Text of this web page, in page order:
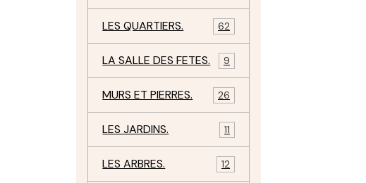
LES QUARTIERS. 62
LA SALLE DES FETES. 9
MURS ET PIERRES. 26
LES JARDINS. 11
LES ARBRES. 12